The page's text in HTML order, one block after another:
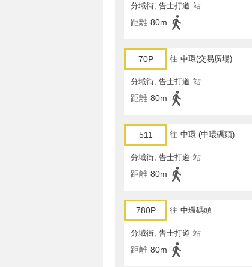
分域街, 告士打道 站
距離 80m
70P 往 中環(交易廣場)
分域街, 告士打道 站
距離 80m
511 往 中環 (中環碼頭)
分域街, 告士打道 站
距離 80m
780P 往 中環碼頭
分域街, 告士打道 站
距離 80m